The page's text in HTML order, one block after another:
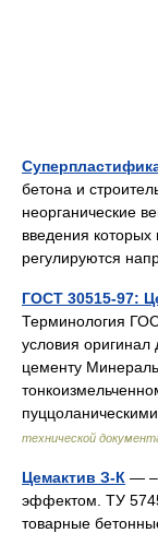
бетона и
неорганические
введения которых
регулируются
ГОСТ 30515-97:
Терминология
условия оригинал
цементу
технической
Цемактив З-К — –
эффектом. ТУ
товарные